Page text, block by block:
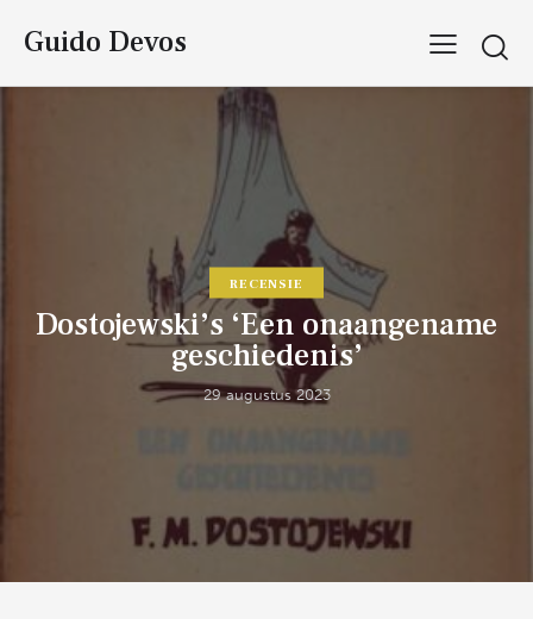
Guido Devos
RECENSIE
Dostojewski’s ‘Een onaangename
geschiedenis’
29 augustus 2023